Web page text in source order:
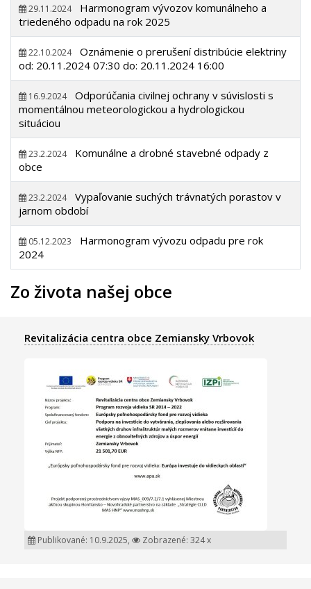
29.11.2024
Harmonogram vývozov komunálneho a
triedeného odpadu na rok 2025
22.10.2024
Oznámenie o prerušení distribúcie elektriny
od: 20.11.2024 07:30 do: 20.11.2024 16:00
16.9.2024
Odporúčania civilnej ochrany v súvislosti s
momentálnou meteorologickou a hydrologickou
situáciou
23.2.2024
Komunálne a drobné stavebné odpady z
obce
23.2.2024
Vypaľovanie suchých trávnatých porastov v
jarnom období
05.12.2023
Harmonogram vývozu odpadu pre rok
2024
Zo života našej obce
Revitalizácia centra obce Zemiansky Vrbovok
Publikované: 10.9.2025, Zobrazené: 324 x